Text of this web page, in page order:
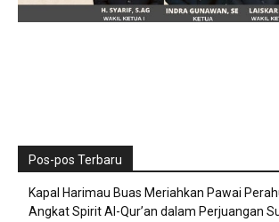
Pos-pos Terbaru
Kapal Harimau Buas Meriahkan Pawai
Angkat Spirit Al-Qur’an dalam Perjuangan